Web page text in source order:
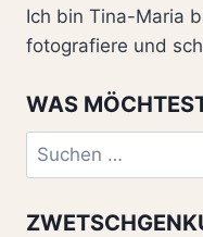
Ich bin Tina-Maria
fotografiere und
WAS
Suchen
nach: